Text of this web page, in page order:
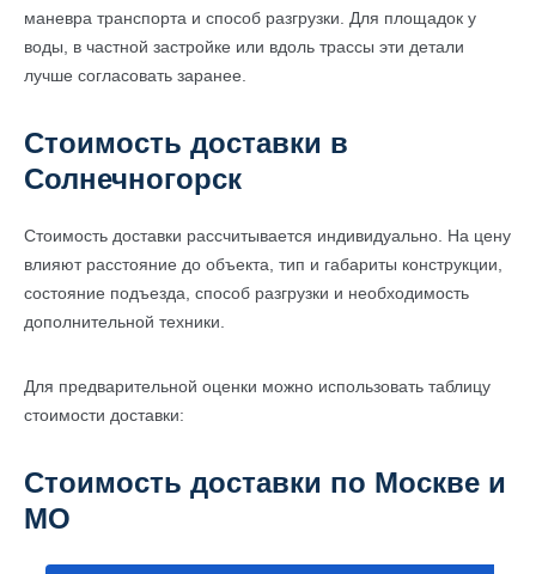
маневра транспорта и способ разгрузки. Для площадок у
воды, в частной застройке или вдоль трассы эти детали
лучше согласовать заранее.
Стоимость доставки в
Солнечногорск
Стоимость доставки рассчитывается индивидуально. На цену
влияют расстояние до объекта, тип и габариты конструкции,
состояние подъезда, способ разгрузки и необходимость
дополнительной техники.
Для предварительной оценки можно использовать таблицу
стоимости доставки:
Стоимость доставки по Москве и
МО